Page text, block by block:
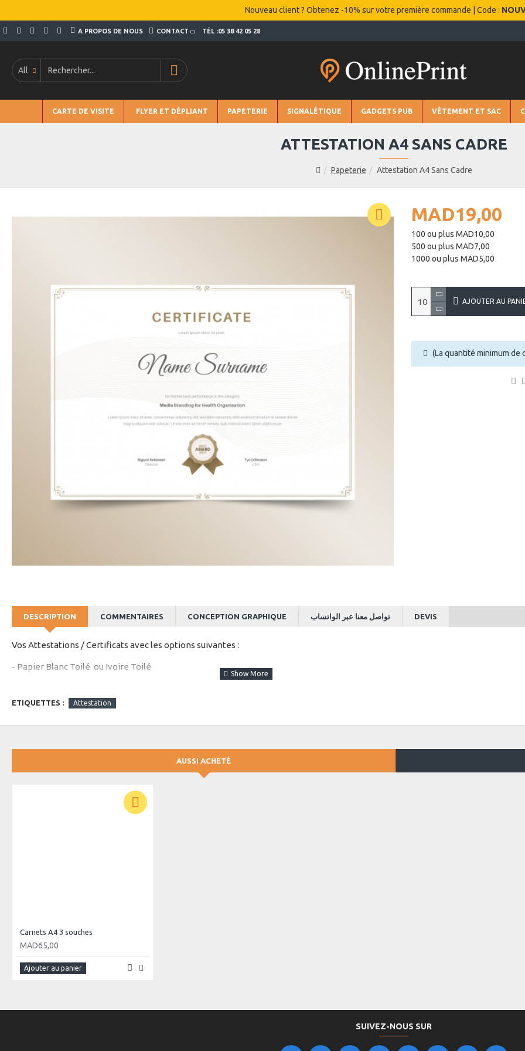
Nouveau client ? Obtenez -10% sur votre première commande | Code :
A PROPOS DE NOUS CONTACT TÉL :05 38 42 05 28
All
CARTE DE VISITE FLYER ET DÉPLIANT PAPETERIE SIGNALÉTIQUE GADGETS PUB VÊTEMENT ET SAC
Papeterie Attestation A4 Sans Cadre
ATTESTATION A4 SANS CADRE
MAD19,00
100 ou plus MAD10,00
500 ou plus MAD7,00
1000 ou plus MAD5,00
AJOUTER AU
(La quantité minimum de
DESCRIPTION COMMENTAIRES CONCEPTION GRAPHIQUE تواصل معنا عبر الواتساب DEVIS
Vos Attestations / Certificats avec les options suivantes :
- Papier Blanc Toilé ou Ivoire Toilé
ETIQUETTES : Attestation
AUSSI ACHETÉ
Carnets A4 3 souches
MAD65,00
Ajouter au panier
SUIVEZ-NOUS SUR